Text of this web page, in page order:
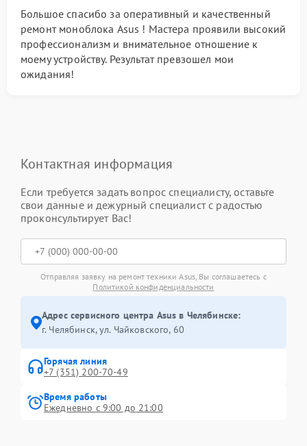
Большое спасибо за оперативный и качественный
ремонт моноблока Asus ! Мастера проявили высокий
профессионализм и внимательное отношение к
моему устройству. Результат превзошел мои
ожидания!
Контактная информация
Если требуется задать вопрос специалисту, оставьте
свои данные и дежурный специалист с радостью
проконсультирует Вас!
Отправляя заявку на ремонт техники Asus, Вы соглашаетесь с
Политикой конфиденциальности
Адрес сервисного центра Asus в Челябинске:
г. Челябинск, ул. Чайковского, 60
Горячая линия
+7 (351) 200-70-49
Время работы
Ежедневно с 9:00 до 21:00